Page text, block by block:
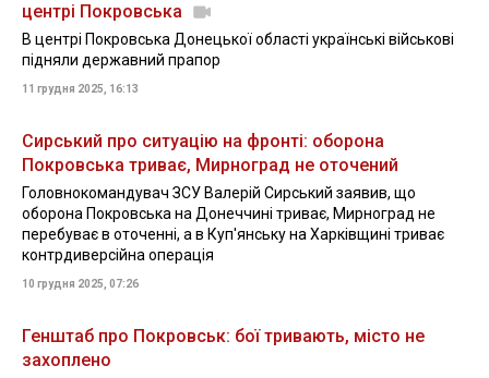
центрі Покровська
В центрі Покровська Донецької області українські військові
підняли державний прапор
11 грудня 2025, 16:13
Сирський про ситуацію на фронті: оборона
Покровська триває, Мирноград не оточений
Головнокомандувач ЗСУ Валерій Сирський заявив, що
оборона Покровська на Донеччині триває, Мирноград не
перебуває в оточенні, а в Куп'янську на Харківщині триває
контрдиверсійна операція
10 грудня 2025, 07:26
Генштаб про Покровськ: бої тривають, місто не
захоплено